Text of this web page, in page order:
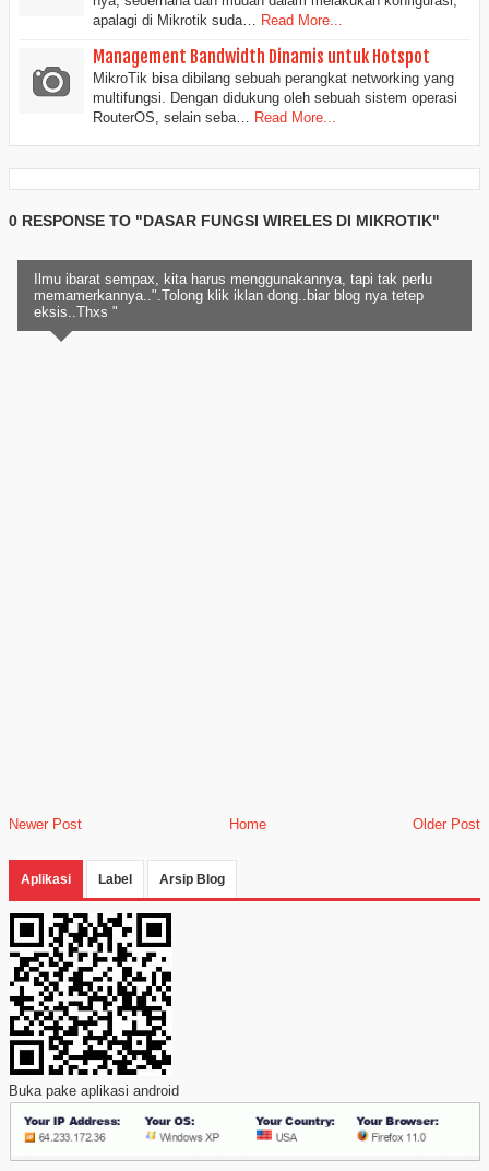
apalagi di Mikrotik suda…
Read More...
Management Bandwidth Dinamis untuk Hotspot
MikroTik bisa dibilang sebuah perangkat networking yang
multifungsi. Dengan didukung oleh sebuah sistem operasi
RouterOS, selain seba…
Read More...
0 RESPONSE TO "DASAR FUNGSI WIRELES DI MIKROTIK"
Ilmu ibarat sempax, kita harus menggunakannya, tapi tak perlu
memamerkannya..".Tolong klik iklan dong..biar blog nya tetep
eksis..Thxs "
Newer Post Older Post
Home
Aplikasi Label Arsip Blog
Buka pake aplikasi android